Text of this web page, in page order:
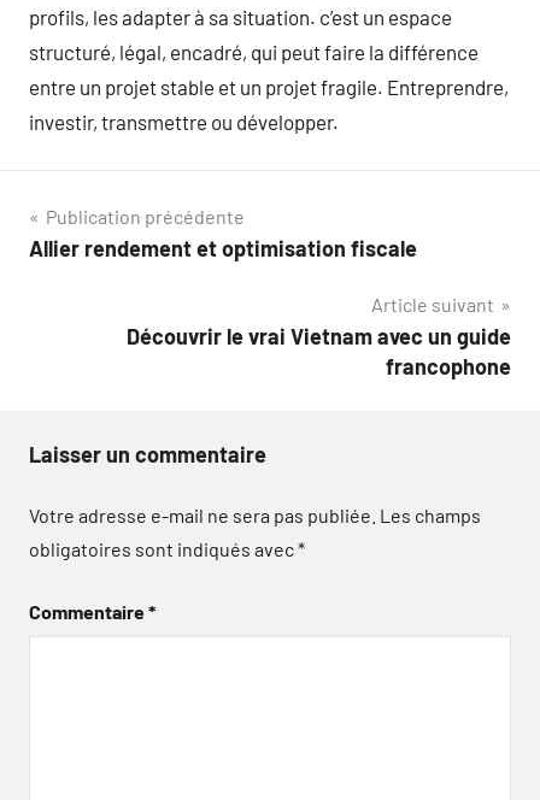
profils, les adapter à sa situation. c’est un espace
structuré, légal, encadré, qui peut faire la différence
entre un projet stable et un projet fragile. Entreprendre,
investir, transmettre ou développer.
Navigation
de
Publication précédente
Allier rendement et optimisation fiscale
Article suivant
Découvrir le vrai Vietnam avec un guide
francophone
Laisser un commentaire
Votre adresse e-mail ne sera pas publiée. Les champs
obligatoires sont indiqués avec*
Commentaire*